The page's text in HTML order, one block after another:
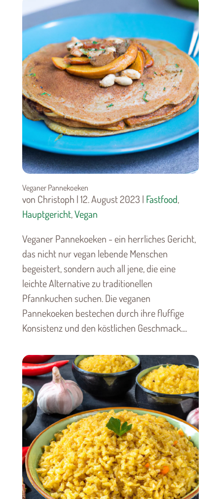
Veganer Pannekoeken
von Christoph | 12. August 2023 | Fastfood,
Hauptgericht,Vegan
Veganer Pannekoeken - ein herrliches Gericht,
das nicht nur vegan lebende Menschen
begeistert, sondern auch all jene, die eine
leichte Alternative zu traditionellen
Pfannkuchen suchen. Die veganen
Pannekoeken bestechen durch ihre fluffige
Konsistenz und den köstlichen Geschmack....